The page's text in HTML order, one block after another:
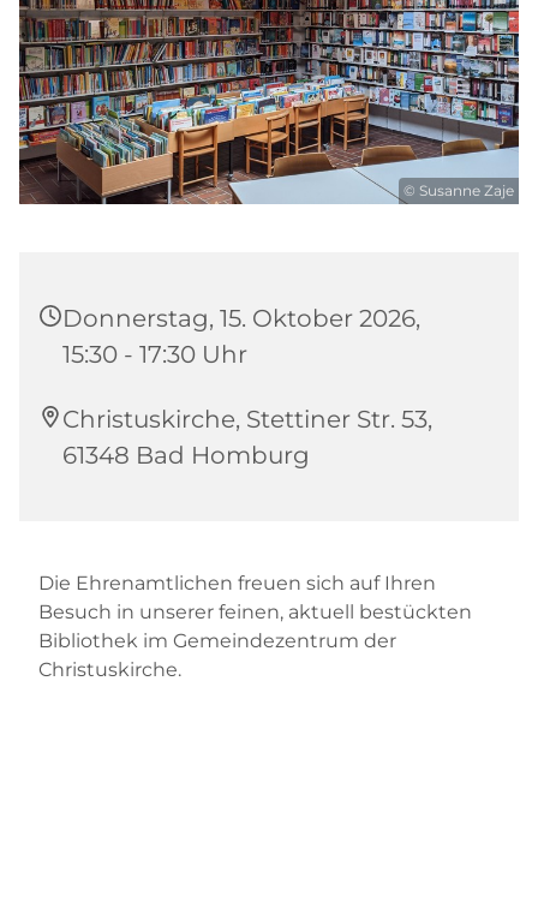
© Susanne Zaje
Donnerstag, 15. Oktober 2026,
15:30 - 17:30 Uhr
Christuskirche, Stettiner Str. 53,
61348 Bad Homburg
Die Ehrenamtlichen freuen sich auf Ihren
Besuch in unserer feinen, aktuell bestückten
Bibliothek im Gemeindezentrum der
Christuskirche.